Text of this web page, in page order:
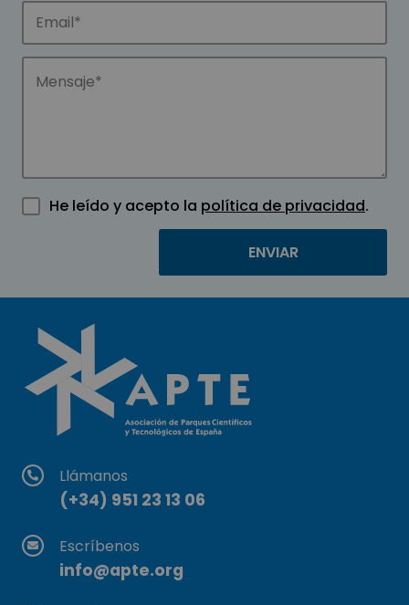
He leído y acepto la política de privacidad.
Llámanos
(+34) 951 23 13 06
Escríbenos
info@apte.org